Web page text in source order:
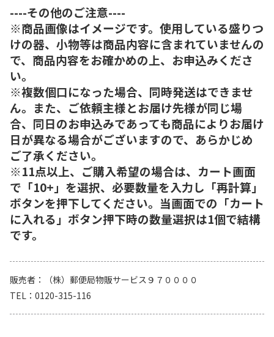
----その他のご注意----
※商品画像はイメージです。使用している盛りつ
けの器、小物等は商品内容に含まれていませんの
で、商品内容をお確かめの上、お申込みくださ
い。
※複数個口になった場合、同時発送はできませ
ん。また、ご依頼主様とお届け先様が同じ場
合、同日のお申込みであっても商品によりお届け
日が異なる場合がございますので、あらかじめ
ご了承ください。
※11点以上、ご購入希望の場合は、カート画面
で「10+」を選択、必要数量を入力し「再計算」
ボタンを押下してください。当画面での「カート
に入れる」ボタン押下時の数量選択は1個で結構
です。
販売者
（株）郵便局物販サービス９７００００
TEL
0120-315-116